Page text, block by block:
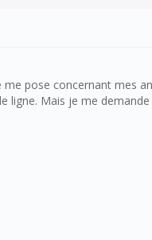
pose concernant mes
Mais je me